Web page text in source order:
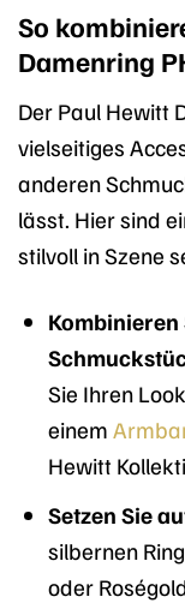
So
Damenring
Der Paul Hewitt
vielseitiges
anderen
lässt. Hier sind
stilvoll in Szene
Kombinieren
Sie Ihren
einem
Hewitt
Setzen Sie
silbernen
oder